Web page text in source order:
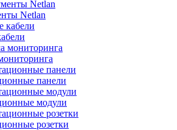
Netlan
панели
модули
розетки